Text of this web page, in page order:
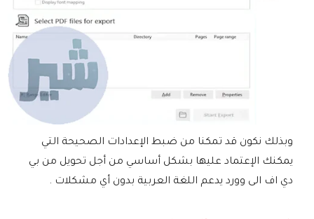
وبذلك نكون قد تمكنا من ضبط الإعدادات الصحيحة التي
يمكنك الإعتماد عليها بشكل أساسي من أجل تحويل من بي
دي اف الى وورد يدعم اللغة العربية بدون أي مشكلات .